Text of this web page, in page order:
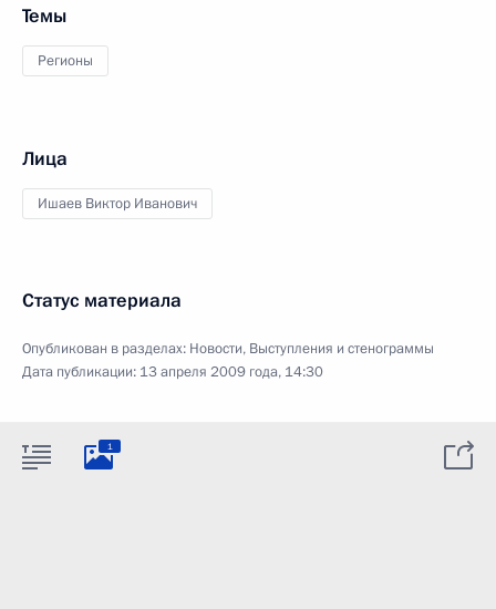
Темы
Регионы
Лица
Ишаев Виктор Иванович
Статус материала
Опубликован в разделах: Новости, Выступления и стенограммы
Дата публикации: 13 апреля 2009 года, 14:30
1